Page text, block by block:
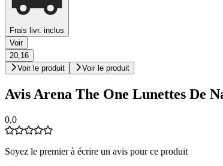
Frais livr. inclus
Voir
20,16
Voir le produit
Voir le produit
Avis Arena The One Lunettes De
0,0
Soyez le premier à écrire un avis pour ce produit